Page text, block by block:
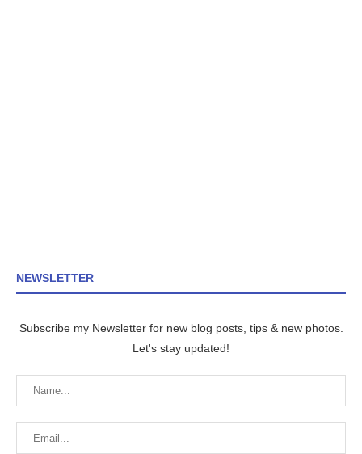
NEWSLETTER
Subscribe my Newsletter for new blog posts, tips & new photos.
Let's stay updated!